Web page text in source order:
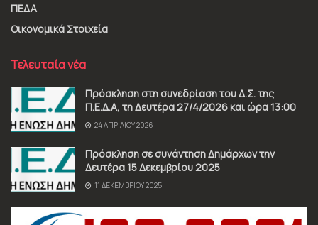
ΠΕΔΑ
Οικονομικά Στοιχεία
Τελευταία νέα
Πρόσκληση στη συνεδρίαση του Δ.Σ. της
Π.Ε.Δ.Α, τη Δευτέρα 27/4/2026 και ώρα 13:00
24 ΑΠΡΙΛΊΟΥ 2026
Πρόσκληση σε συνάντηση Δημάρχων την
Δευτέρα 15 Δεκεμβρίου 2025
11 ΔΕΚΕΜΒΡΊΟΥ 2025